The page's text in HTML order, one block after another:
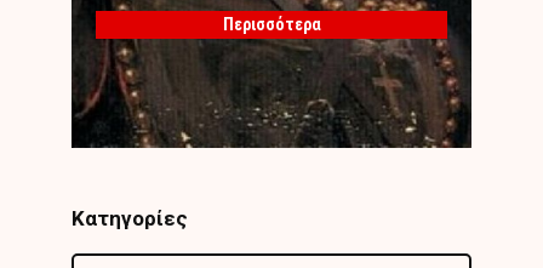
Περισσότερα
Κατηγορίες